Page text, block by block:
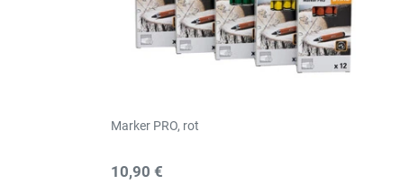
Marker PRO, rot
10,90 €